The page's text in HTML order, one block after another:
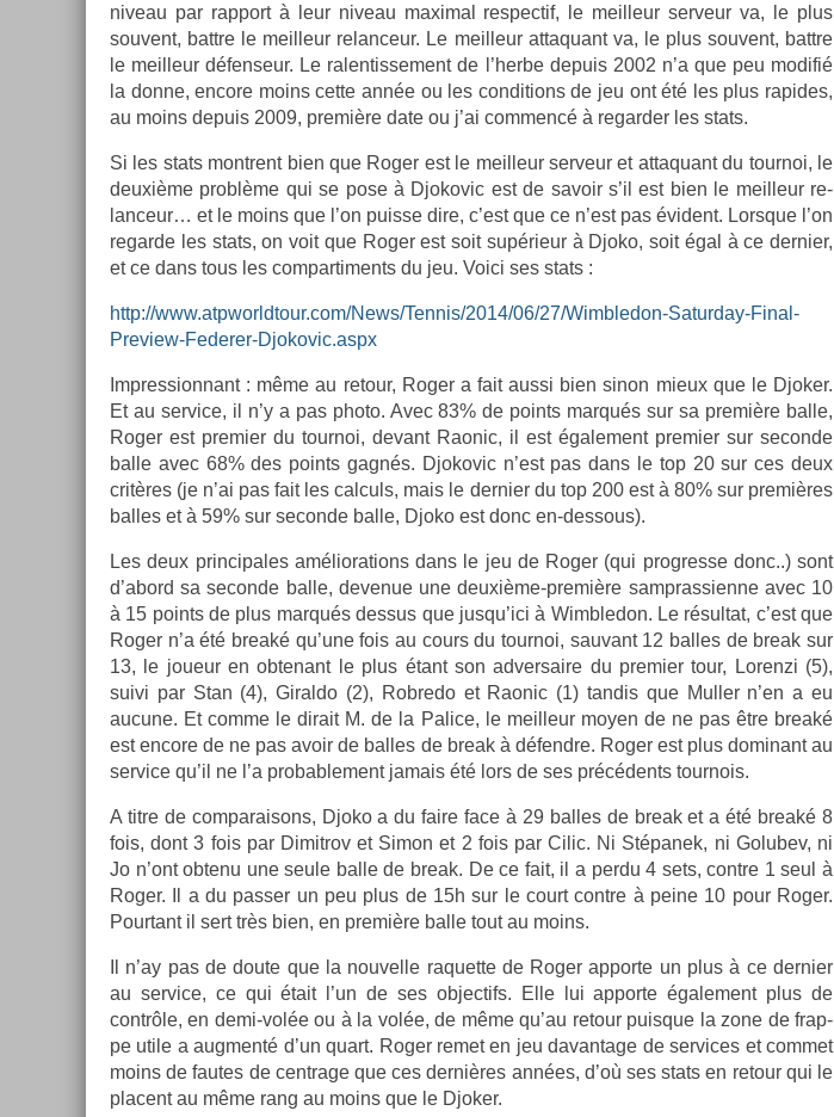
niveau par rap­port à leur niveau maxim­al re­spec­tif, le meil­leur ser­veur va, le plus
souvent, battre le meil­leur re­lan­ceur. Le meil­leur at­taquant va, le plus souvent, battre
le meil­leur défen­seur. Le ralen­tisse­ment de l’herbe de­puis 2002 n’a que peu modifié
la donne, en­core moins cette année ou les con­di­tions de jeu ont été les plus rapides,
au moins de­puis 2009, première date ou j’ai com­mencé à re­gard­er les stats.
Si les stats montrent bien que Roger est le meil­leur ser­veur et at­taquant du tour­noi, le
deuxième problème qui se pose à Djokovic est de savoir s’il est bien le meil­leur re­
lan­ceur… et le moins que l’on puis­se dire, c’est que ce n’est pas évident. Lorsque l’on
re­gar­de les stats, on voit que Roger est soit supérieur à Djoko, soit égal à ce de­rni­er,
et ce dans tous les com­par­ti­ments du jeu. Voici ses stats :
http://www.atpworldtour.com/News/Tennis/2014/06/27/Wimbledon-Saturday-Final-
Preview-Federer-Djokovic.aspx
Im­pres­sion­nant : même au re­tour, Roger a fait aussi bien sinon mieux que le Djok­er.
Et au ser­vice, il n’y a pas photo. Avec 83% de points marqués sur sa première balle,
Roger est pre­mi­er du tour­noi, de­vant Raonic, il est égale­ment pre­mi­er sur secon­de
balle avec 68% des points gagnés. Djokovic n’est pas dans le top 20 sur ces deux
critères (je n’ai pas fait les cal­culs, mais le de­rni­er du top 200 est à 80% sur premières
bal­les et à 59% sur secon­de balle, Djoko est donc en-dessous).
Les deux prin­cipales améliora­tions dans le jeu de Roger (qui pro­gres­se donc..) sont
d’abord sa secon­de balle, de­venue une deuxième-première sampras­sien­ne avec 10
à 15 points de plus marqués de­ssus que jusqu’ici à Wimbledon. Le résul­tat, c’est que
Roger n’a été breaké qu’une fois au cours du tour­noi, sauvant 12 bal­les de break sur
13, le joueur en ob­tenant le plus étant son ad­versaire du pre­mi­er tour, Loren­zi (5),
suivi par Stan (4), Giral­do (2), Rob­redo et Raonic (1) tan­dis que Mull­er n’en a eu
aucune. Et comme le di­rait M. de la Palice, le meil­leur moyen de ne pas être breaké
est en­core de ne pas avoir de bal­les de break à défendre. Roger est plus dominant au
ser­vice qu’il ne l’a pro­bab­le­ment jamais été lors de ses précédents tour­nois.
A titre de com­paraisons, Djoko a du faire face à 29 bal­les de break et a été breaké 8
fois, dont 3 fois par Di­mit­rov et Simon et 2 fois par Cilic. Ni Stépanek, ni Golubev, ni
Jo n’ont ob­tenu une seule balle de break. De ce fait, il a perdu 4 sets, con­tre 1 seul à
Roger. Il a du pass­er un peu plus de 15h sur le court con­tre à peine 10 pour Roger.
Pour­tant il sert très bien, en première balle tout au moins.
Il n’ay pas de doute que la nouvel­le raquet­te de Roger ap­porte un plus à ce de­rni­er
au ser­vice, ce qui était l’un de ses ob­jec­tifs. Elle lui ap­porte égale­ment plus de
contrôle, en demi-volée ou à la volée, de même qu’au re­tour puis­que la zone de frap­
pe utile a aug­menté d’un quart. Roger remet en jeu davan­tage de ser­vices et com­met
moins de fautes de centrage que ces dernières années, d’où ses stats en re­tour qui le
pla­cent au même rang au moins que le Djok­er.